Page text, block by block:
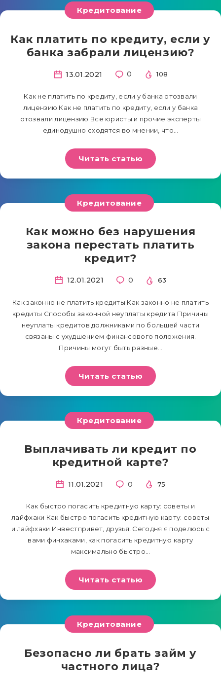
Кредитование
Как платить по кредиту, если у
банка забрали лицензию?
13.01.2021 0 108
Как не платить по кредиту, если у банка отозвали
лицензию Как не платить по кредиту, если у банка
отозвали лицензию Все юристы и прочие эксперты
единодушно сходятся во мнении, что…
Читать статью
Кредитование
Как можно без нарушения
закона перестать платить
кредит?
12.01.2021 0 63
Как законно не платить кредиты Как законно не платить
кредиты Способы законной неуплаты кредита Причины
неуплаты кредитов должниками по большей части
связаны с ухудшением финансового положения.
Причины могут быть разные…
Читать статью
Кредитование
Выплачивать ли кредит по
кредитной карте?
11.01.2021 0 75
Как быстро погасить кредитную карту: советы и
лайфхаки Как быстро погасить кредитную карту: советы
и лайфхаки Инвестпривет, друзья! Сегодня я поделюсь с
вами финхаками, как погасить кредитную карту
максимально быстро…
Читать статью
Кредитование
Безопасно ли брать займ у
частного лица?